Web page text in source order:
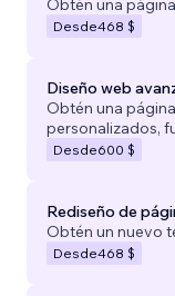
Obtén una
Desde468 $
Diseño web
Obtén una
personalizados,
Desde600 $
Rediseño de
Obtén un nuevo
Desde468 $